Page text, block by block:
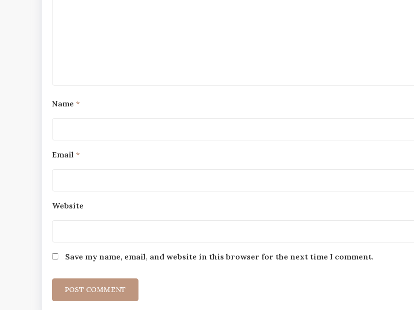
Name *
Email *
Website
Save my name, email, and website in this browser for the next time I comment.